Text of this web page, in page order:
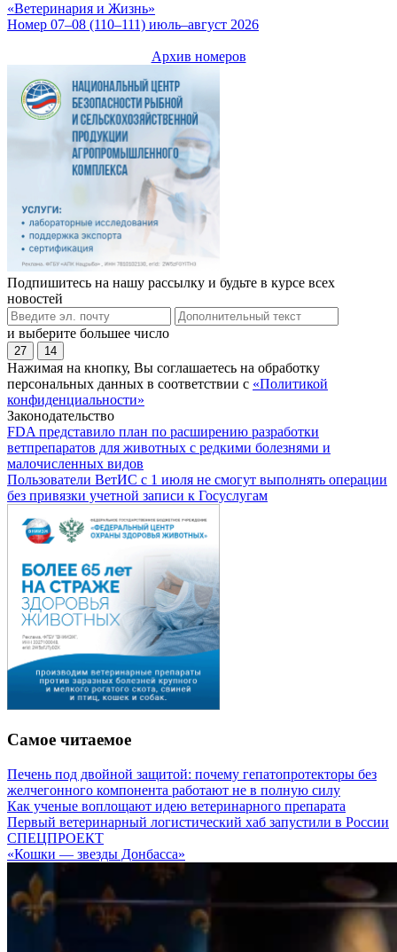
«Ветеринария и Жизнь»
Номер 07–08 (110–111) июль–август 2026
Архив номеров
Подпишитесь на нашу рассылку и будьте в курсе всех
новостей
и выберите большее число
27 14
Нажимая на кнопку, Вы соглашаетесь на обработку
персональных данных в соответствии с «Политикой
конфиденциальности»
Законодательство
FDA представило план по расширению разработки
ветпрепаратов для животных с редкими болезнями и
малочисленных видов
Пользователи ВетИС с 1 июля не смогут выполнять операции
без привязки учетной записи к Госуслугам
Самое читаемое
Печень под двойной защитой: почему гепатопротекторы без
желчегонного компонента работают не в полную силу
Как ученые воплощают идею ветеринарного препарата
Первый ветеринарный логистический хаб запустили в России
СПЕЦПРОЕКТ
«Кошки — звезды Донбасса»